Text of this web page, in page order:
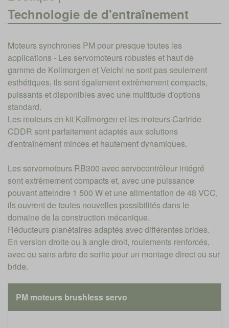
Technologie de d'entraînement
Moteurs synchrones PM pour presque toutes les
applications - Les servomoteurs robustes et haut de
gamme de Kollmorgen et Veichi ne sont pas seulement
esthétiques, ils sont également extrêmement compacts,
puissants et disponibles avec une multitude d'options
standard.
Les moteurs en kit Kollmorgen et les moteurs Cartride
CDDR sont parfaitement adaptés aux solutions
d'entraînement minces et hautement dynamiques.
Les servomoteurs RB300 avec servocontrôleur intégré
sont extrêmement compacts et, avec une puissance
pouvant atteindre 1 500 W et une alimentation de 48 VCC,
ils ouvrent de toutes nouvelles possibilités dans le
domaine de la construction mécanique.
Réducteurs planétaires adaptés avec différentes brides.
En version droite ou à angle droit, roulements renforcés,
avec ou sans arbre de sortie pour un montage direct ou sur
bride.
PM moteurs brushless servo